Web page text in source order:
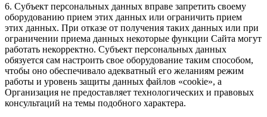
6. Субъект персональных данных вправе запретить своему
оборудованию прием этих данных или ограничить прием
этих данных. При отказе от получения таких данных или при
ограничении приема данных некоторые функции Сайта могут
работать некорректно. Субъект персональных данных
обязуется сам настроить свое оборудование таким способом,
чтобы оно обеспечивало адекватный его желаниям режим
работы и уровень защиты данных файлов «cookie», а
Организация не предоставляет технологических и правовых
консультаций на темы подобного характера.